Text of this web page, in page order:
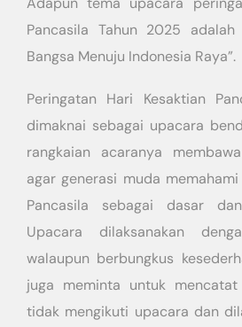
Pancasila Tahun 2025 adalah
Bangsa Menuju Indonesia Raya”.
Peringatan Hari Kesaktian
dimaknai sebagai upacara
rangkaian acaranya
agar generasi muda
Pancasila sebagai dasar
Upacara dilaksanakan
walaupun berbungkus
juga meminta untuk
tidak mengikuti upacara dan